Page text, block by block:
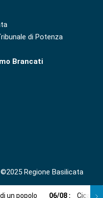
di Potenza
Brancati
©2025 Regione Basilicata
un popolo 06/08 : Cicala: